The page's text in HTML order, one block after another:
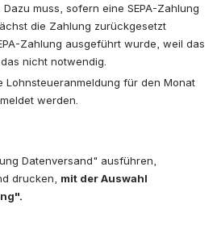
muss, sofern eine SEPA-Zahlung
die Zahlung zurückgesetzt
Zahlung ausgeführt wurde, weil das
nicht notwendig.
Lohnsteueranmeldung für den Monat
werden.
Datenversand" ausführen,
drucken, mit der Auswahl